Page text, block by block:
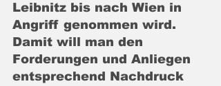
Leibnitz bis nach Wien in
Angriff genommen wird.
Damit will man den
Forderungen und Anliegen
entsprechend Nachdruck